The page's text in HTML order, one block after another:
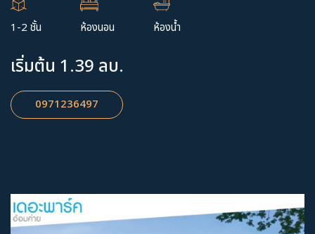
1-2 ชั้น ห้องนอน ห้องน้ำ
เริ่มต้น 1.39 ลบ.
0971236497